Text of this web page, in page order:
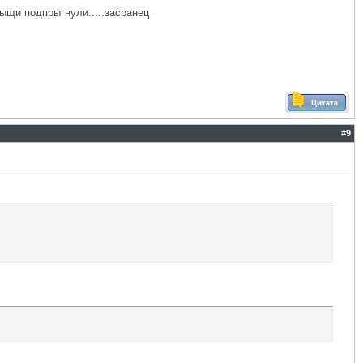
подпрыгнули.....засранец
#9